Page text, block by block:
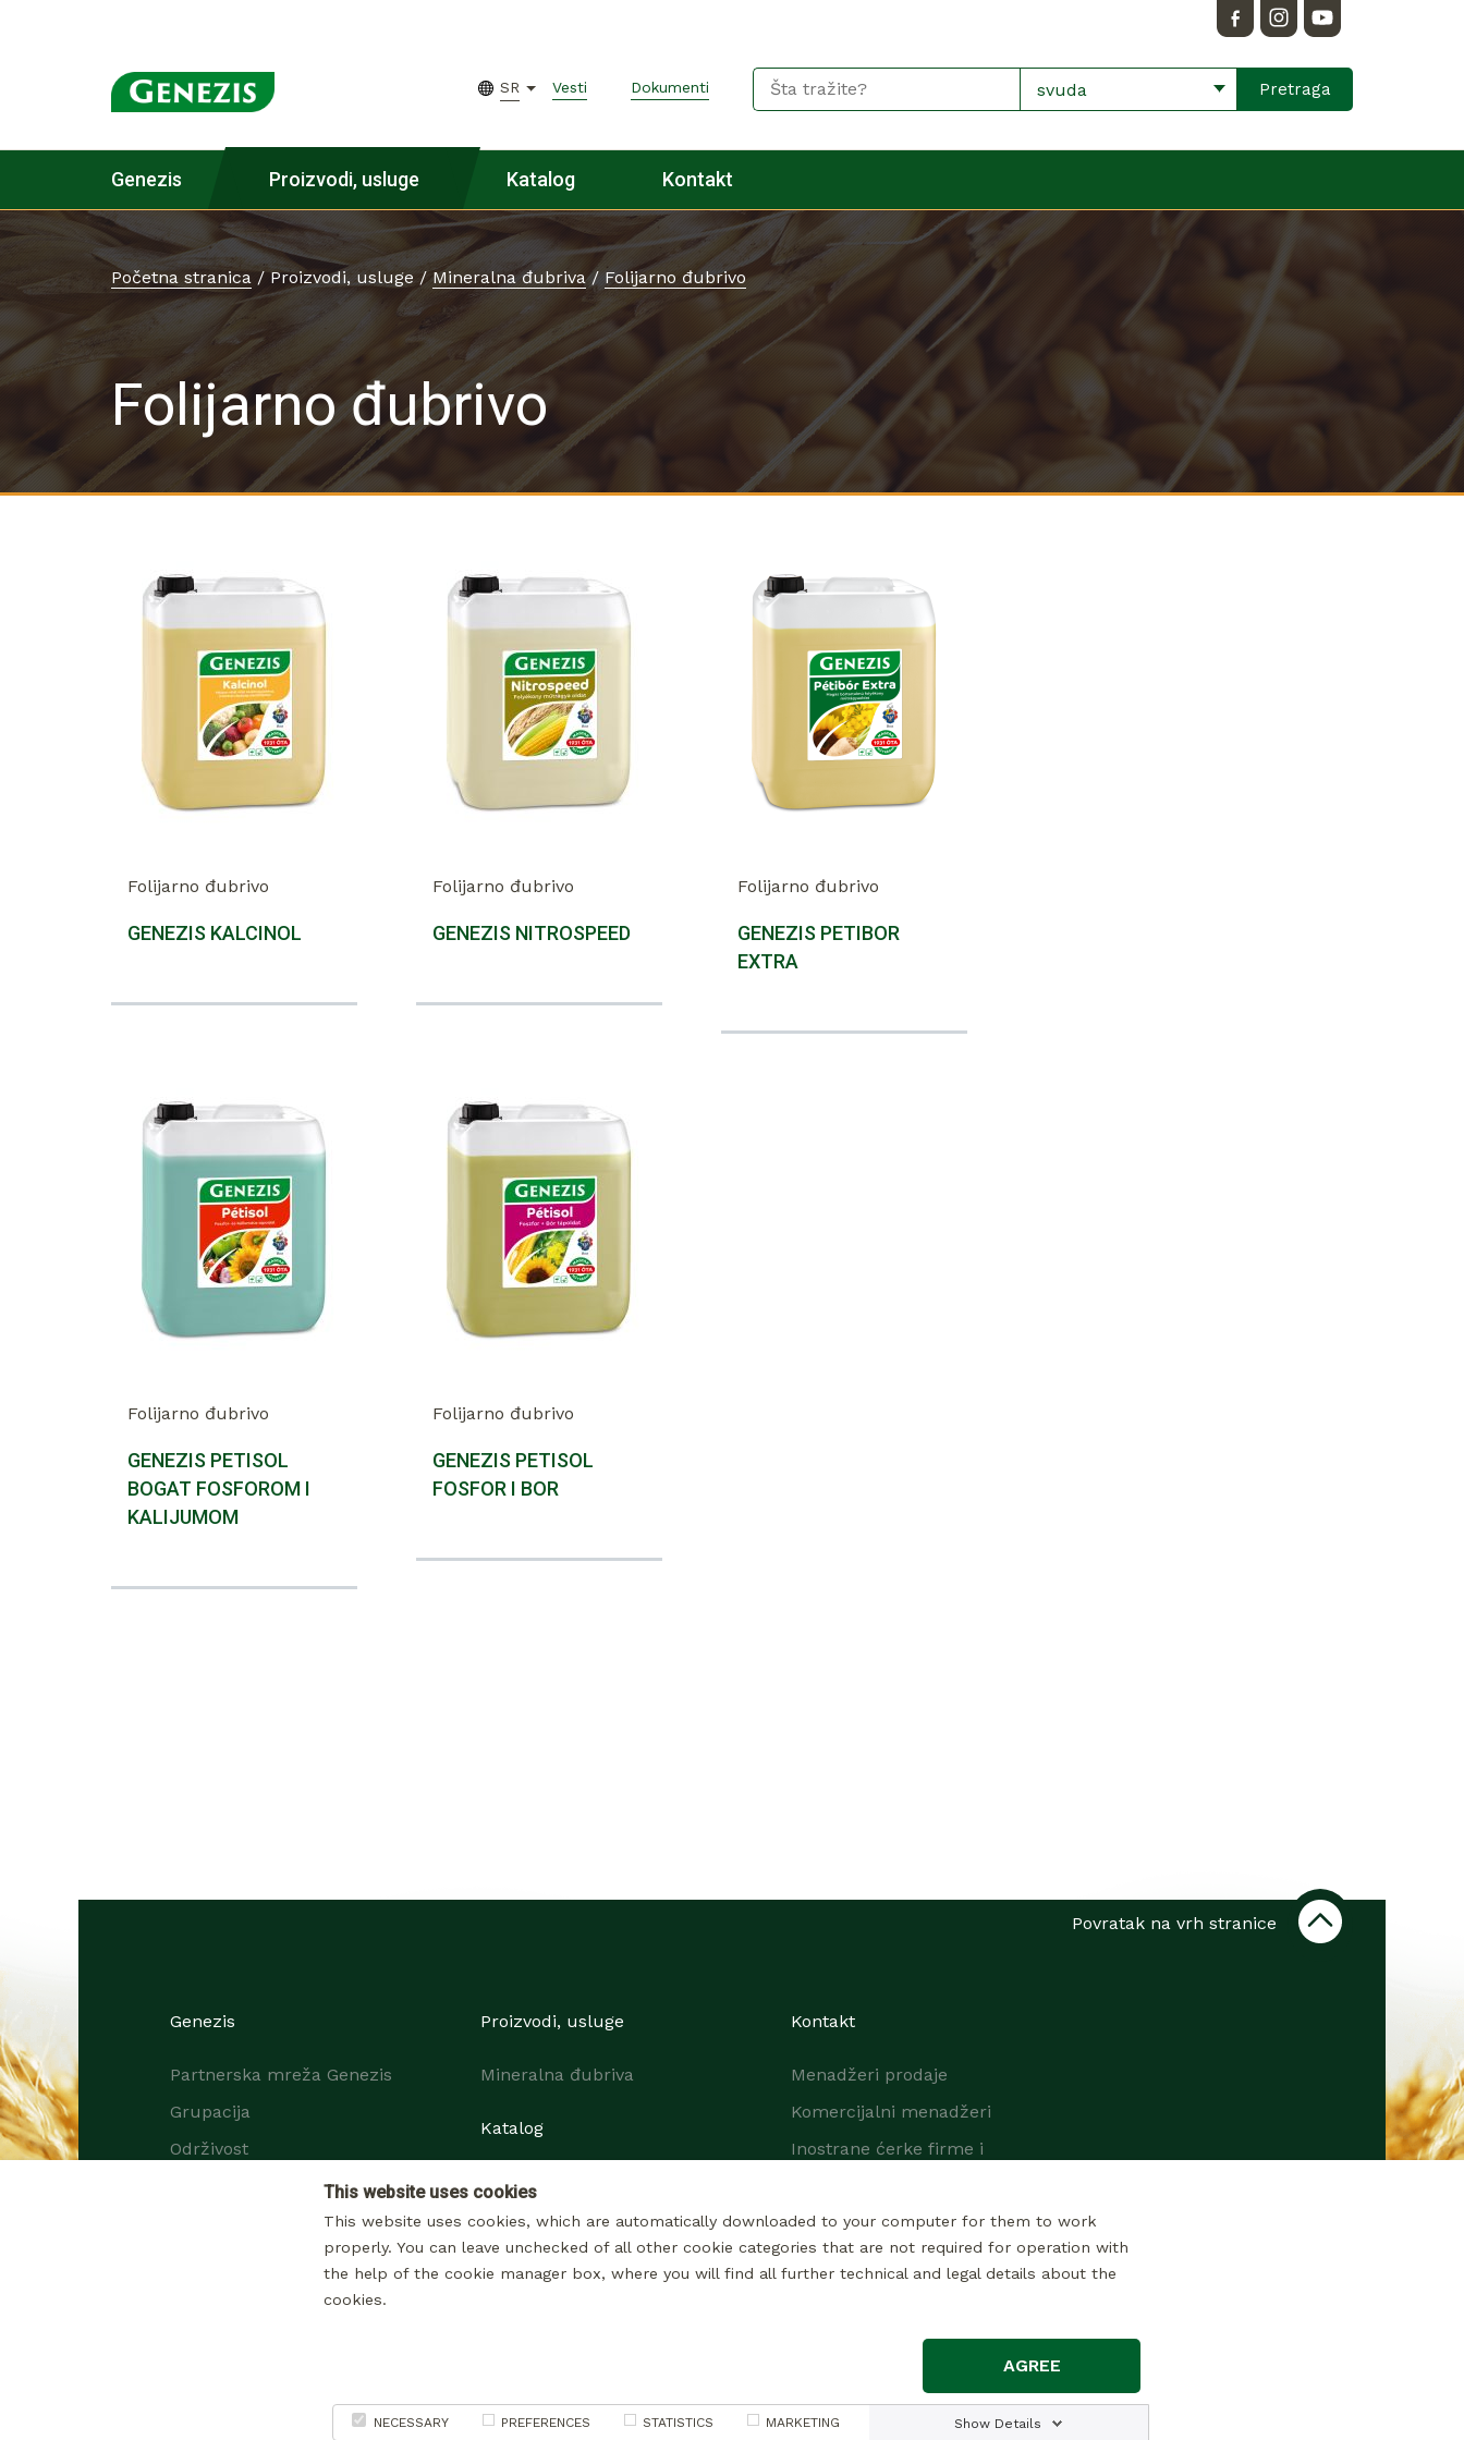
This website uses cookies
This website uses cookies, which are automatically downloaded to your computer for them to work
properly. You can leave unchecked of all other cookie categories that are not required for operation with
the help of the cookie manager box, where you will find all further technical and legal details about the
cookies.
AGREE
NECESSARY PREFERENCES STATISTICS MARKETING Show Details
SR Vesti Dokumenti svuda
Genezis Proizvodi, usluge Katalog Kontakt
Početna stranica/Proizvodi, usluge /Mineralna đubriva/Folijarno đubrivo
Folijarno đubrivo
Folijarno đubrivo
GENEZIS KALCINOL
Folijarno đubrivo
GENEZIS NITROSPEED
Folijarno đubrivo
GENEZIS PETIBOR
EXTRA
Folijarno đubrivo
GENEZIS PETISOL
BOGAT FOSFOROM I
KALIJUMOM
Folijarno đubrivo
GENEZIS PETISOL
FOSFOR I BOR
Povratak na vrh stranice
Genezis
Partnerska mreža Genezis
Grupacija
Održivost
Proizvodi, usluge
Mineralna đubriva
Katalog
Kontakt
Menadžeri prodaje
Komercijalni menadžeri
Inostrane ćerke firme i
Obaveštenje o privatnosti u vezi sa obradom podataka u marketinške svrhe
Obaveštenje o privatnosti u vezi sa obradom podataka dostavljenih putem kontakt formulara na veb-sajtu